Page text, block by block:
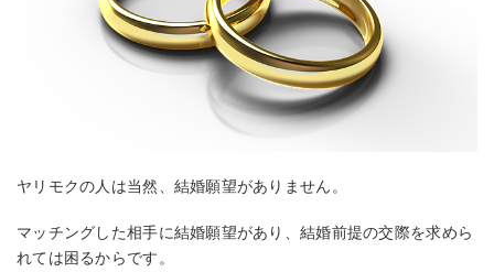
ヤリモクの人は当然、結婚願望がありません。
マッチングした相手に結婚願望があり、結婚前提の交際を求めら
れては困るからです。